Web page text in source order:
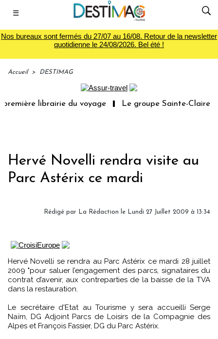
☰
Nos bureaux sont fermés du 27/07 au 16/08. Retour de la newsletter
quotidienne le 24/08/2026. Bel été !
Accueil > DESTIMAG
librairie du voyage Le groupe Sainte-Claire
Hervé Novelli rendra visite au
Parc Astérix ce mardi
Rédigé par La Rédaction le Lundi 27 Juillet 2009 à 13:34
Hervé Novelli se rendra au Parc Astérix ce mardi 28 juillet
2009 "pour saluer l’engagement des parcs, signataires du
contrat d’avenir, aux contreparties de la baisse de la TVA
dans la restauration.
Le secrétaire d'Etat au Tourisme y sera accueilli Serge
Naïm, DG Adjoint Parcs de Loisirs de la Compagnie des
Alpes et François Fassier, DG du Parc Astérix.